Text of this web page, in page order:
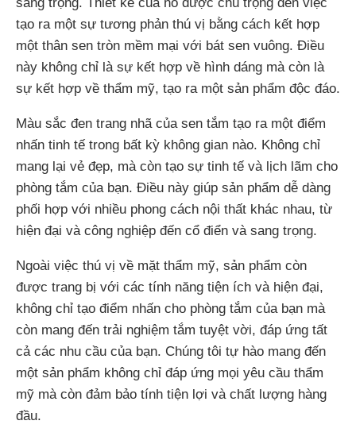
tạo ra một sự tương phản thú vị bằng cách kết hợp
một thân sen tròn mềm mại với bát sen vuông. Điều
này không chỉ là sự kết hợp về hình dáng mà còn là
sự kết hợp về thẩm mỹ, tạo ra một sản phẩm độc đáo.
Màu sắc đen trang nhã của sen tắm tạo ra một điểm
nhấn tinh tế trong bất kỳ không gian nào. Không chỉ
mang lại vẻ đẹp, mà còn tạo sự tinh tế và lịch lãm cho
phòng tắm của bạn. Điều này giúp sản phẩm dễ dàng
phối hợp với nhiều phong cách nội thất khác nhau, từ
hiện đại và công nghiệp đến cổ điển và sang trọng.
Ngoài việc thú vị về mặt thẩm mỹ, sản phẩm còn
được trang bị với các tính năng tiện ích và hiện đại,
không chỉ tạo điểm nhấn cho phòng tắm của bạn mà
còn mang đến trải nghiệm tắm tuyệt vời, đáp ứng tất
cả các nhu cầu của bạn. Chúng tôi tự hào mang đến
một sản phẩm không chỉ đáp ứng mọi yêu cầu thẩm
mỹ mà còn đảm bảo tính tiện lợi và chất lượng hàng
đầu.